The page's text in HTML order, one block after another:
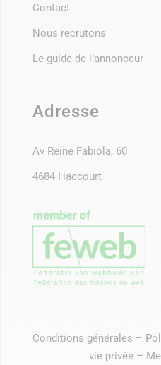
Contact
Nous recrutons
Le guide de l’annonceur
Adresse
Av Reine Fabiola, 60
4684 Haccourt
Conditions générales –
vie privée–